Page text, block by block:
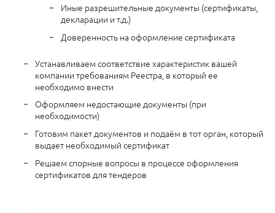
Иные разрешительные документы (сертификаты,
декларации и т.д.)
Доверенность на оформление сертификата
Устанавливаем соответствие характеристик вашей
компании требованиям Реестра, в который ее
необходимо внести
Оформляем недостающие документы (при
необходимости)
Готовим пакет документов и подаём в тот орган, который
выдает необходимый сертификат
Решаем спорные вопросы в процессе оформления
сертификатов для тендеров